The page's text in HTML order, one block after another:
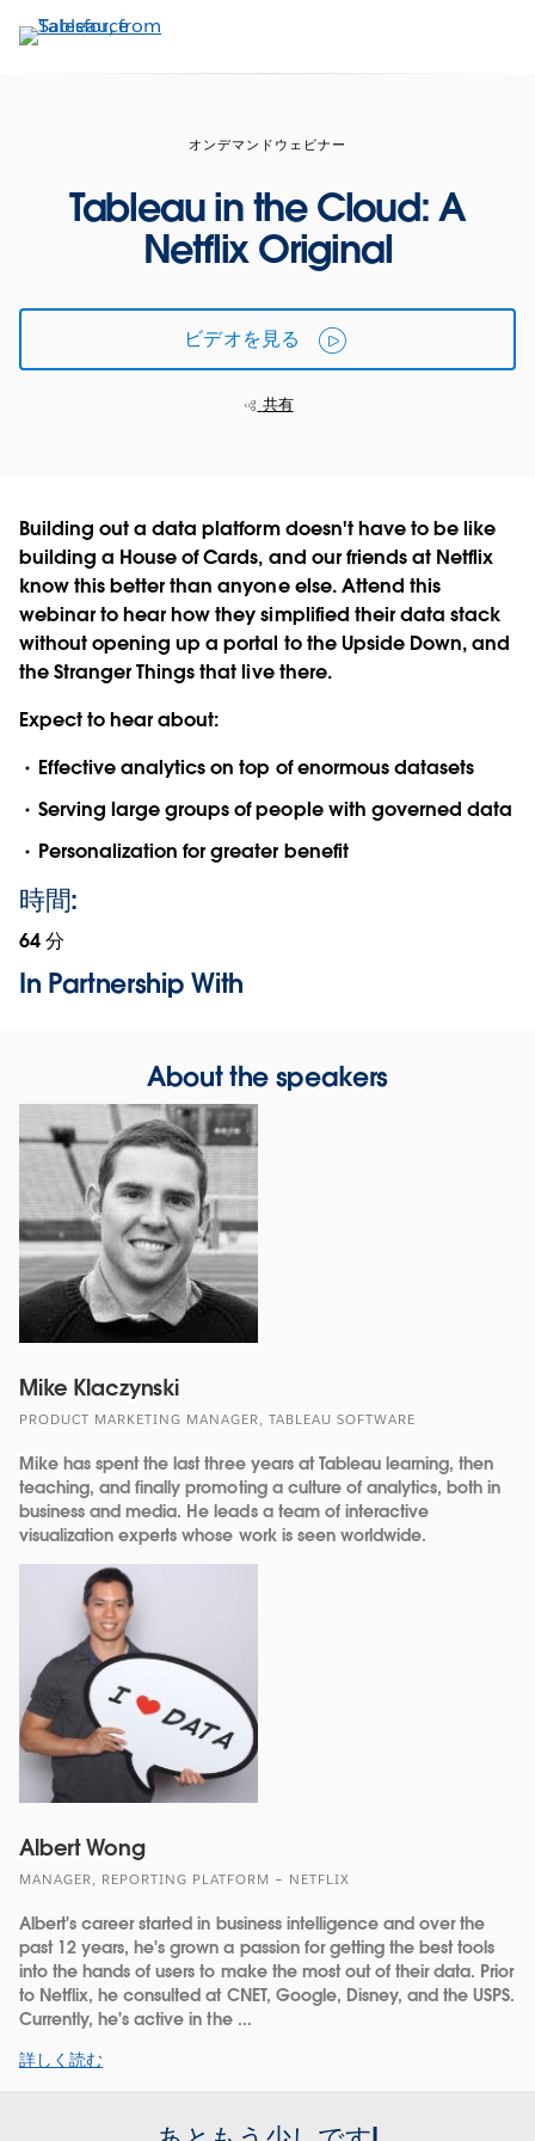
イ
オンデマンドウェビナー
Tableau in the Cloud: A
Netflix Original
ビデオを見る
共有
Building out a data platform doesn't have to be like
building a House of Cards, and our friends at Netflix
know this better than anyone else. Attend this
webinar to hear how they simplified their data stack
without opening up a portal to the Upside Down, and
the Stranger Things that live there.
Expect to hear about:
Effective analytics on top of enormous datasets
Serving large groups of people with governed data
Personalization for greater benefit
時間:
64 分
In Partnership With
About the speakers
Mike Klaczynski
PRODUCT MARKETING MANAGER, TABLEAU SOFTWARE
Mike has spent the last three years at Tableau learning, then
teaching, and finally promoting a culture of analytics, both in
business and media. He leads a team of interactive
visualization experts whose work is seen worldwide.
Albert Wong
MANAGER, REPORTING PLATFORM – NETFLIX
Albert's career started in business intelligence and over the
past 12 years, he's grown a passion for getting the best tools
into the hands of users to make the most out of their data. Prior
to Netflix, he consulted at CNET, Google, Disney, and the USPS.
Currently, he's active in the ...
詳しく読む